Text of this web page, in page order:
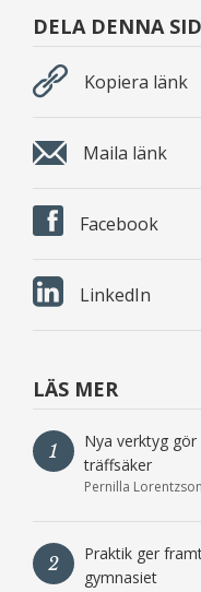
DELA DENNA
Kopiera länk
Maila länk
Facebook
LinkedIn
LÄS MER
1
Nya verktyg
träffsäker
Pernilla Lorentzson
2
Praktik ger
gymnasiet